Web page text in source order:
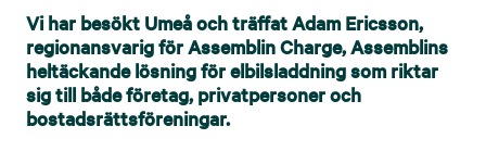
Vi har besökt Umeå och träffat Adam Ericsson,
regionansvarig för Assemblin Charge, Assemblins
heltäckande lösning för elbilsladdning som riktar
sig till både företag, privatpersoner och
bostadsrättsföreningar.